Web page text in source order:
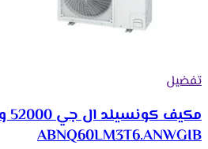
تفضيل
ABNQ60LM3T6.ANWGIB